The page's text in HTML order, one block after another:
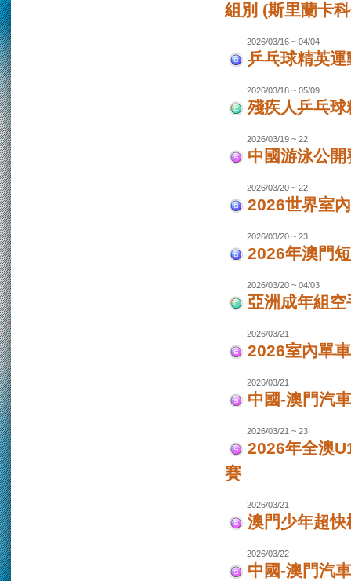
組別 (斯里蘭卡
2026/03/16 ~ 04/04
乒乓球精英
2026/03/18 ~ 05/09
殘疾人乒乓
2026/03/19 ~ 22
中國游泳公
2026/03/20 ~ 22
2026世界室
2026/03/20 ~ 23
2026年澳門
2026/03/20 ~ 04/03
亞洲成年組
2026/03/21
2026室內單
2026/03/21
中國-澳門汽
2026/03/21 ~ 23
2026年全澳
賽
2026/03/21
澳門少年超快
2026/03/22
中國-澳門汽